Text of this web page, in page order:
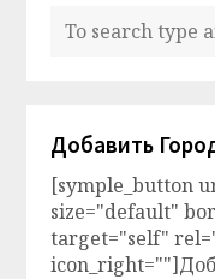
Добавить
[symple_button
size="default"
target="self"